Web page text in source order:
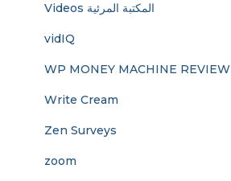
Videos المكتبة المرئية
vidIQ
WP MONEY MACHINE REVIEW
Write Cream
Zen Surveys
zoom